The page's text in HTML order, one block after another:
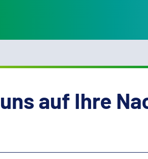
auf Ihre